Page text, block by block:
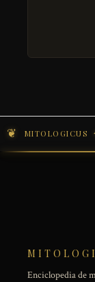
MITOLOGICUS
Enciclopedia de